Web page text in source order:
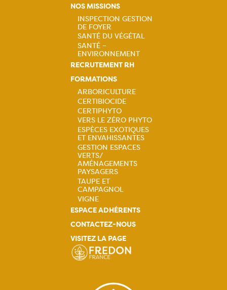
NOS MISSIONS
Navigation
principale
INSPECTION GESTION
DE FOYER
SANTÉ DU VÉGÉTAL
SANTÉ –
ENVIRONNEMENT
RECRUTEMENT RH
FORMATIONS
Navigation
principale
ARBORICULTURE
CERTIBIOCIDE
CERTIPHYTO
VERS LE ZÉRO PHYTO
ESPÈCES EXOTIQUES
ET ENVAHISSANTES
GESTION ESPACES
VERTS/
AMÉNAGEMENTS
PAYSAGERS
TAUPE ET
CAMPAGNOL
VIGNE
ESPACE ADHÉRENTS
CONTACTEZ-NOUS
VISITEZ LA PAGE